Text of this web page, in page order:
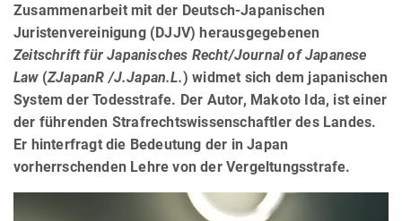
Zusammenarbeit mit der Deutsch-Japanischen
Juristenvereinigung (DJJV) herausgegebenen
Zeitschrift für Japanisches Recht/Journal of Japanese
Law(ZJapanR /J.Japan.L.) widmet sich dem japanischen
System der Todesstrafe. Der Autor, Makoto Ida, ist einer
der führenden Strafrechtswissenschaftler des Landes.
Er hinterfragt die Bedeutung der in Japan
vorherrschenden Lehre von der Vergeltungsstrafe.